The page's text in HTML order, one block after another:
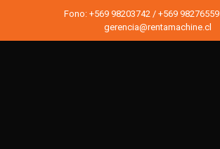
contenido
Fono: +569 98203742 / +569 98276559
gerencia@rentamachine.cl